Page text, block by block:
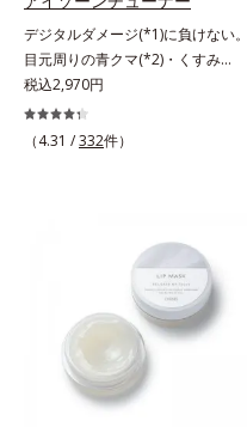
わけではありません）
デジタルダメージ(*1)に負けない。
目元周りの青クマ(*2)・くすみ
(*3)・乾燥をケアする目元用スティ
ック状美容液。目元周りにあらわれ
る青クマ(*2)・くすみ(*3)・乾燥
その液晶画面が発するブルーライト
を浴び続けると、目元周りには青ク
マ・くすみ・乾燥が……。そこでデ
ジタルダメージの根本原因に着目
し、目元スッキリ(*4)・くすみケ
ア・ハイライト効果と、1本で3つの
機能を兼ね備えた目元用美容液を開
税込2,970円
（4.31 /332件）